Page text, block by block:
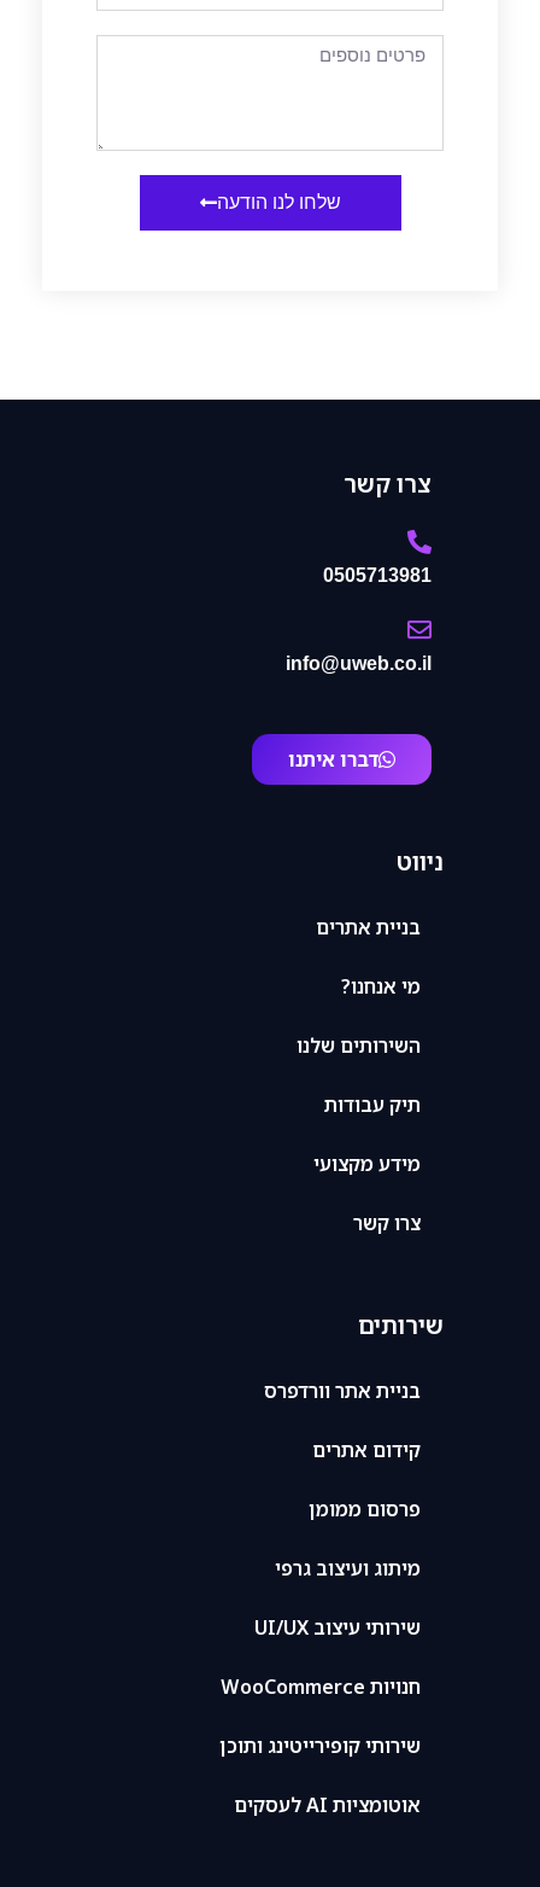
שלחו לנו הודעה
צרו קשר
0505713981
info@uweb.co.il
דברו איתנו
ניווט
בניית אתרים
מי אנחנו?
השירותים שלנו
תיק עבודות
מידע מקצועי
צרו קשר
שירותים
בניית אתר וורדפרס
קידום אתרים
פרסום ממומן
מיתוג ועיצוב גרפי
שירותי עיצוב UI/UX
חנויות WooCommerce
שירותי קופירייטינג ותוכן
אוטומציות AI לעסקים